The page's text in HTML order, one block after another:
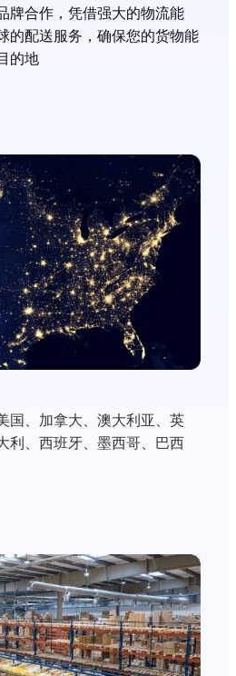
牌合作，凭借强大的物流能
的配送服务，确保您的货物能
的地
国、加拿大、澳大利亚、英
利、西班牙、墨西哥、巴西